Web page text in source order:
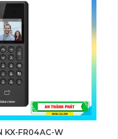
KX-FR04AC-W